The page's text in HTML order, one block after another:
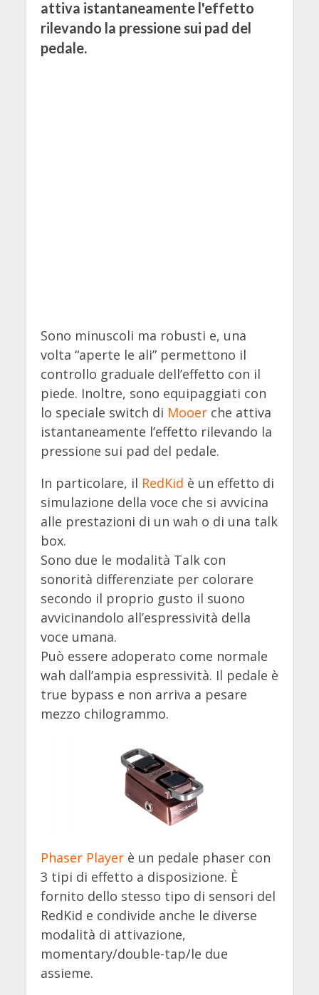
attiva istantaneamente l'effetto
rilevando la pressione sui pad del
pedale.
Sono minuscoli ma robusti e, una
volta “aperte le ali” permettono il
controllo graduale dell’effetto con il
piede. Inoltre, sono equipaggiati con
lo speciale switch di Mooerche attiva
istantaneamente l’effetto rilevando la
pressione sui pad del pedale.
In particolare, il RedKid è un effetto di
simulazione della voce che si avvicina
alle prestazioni di un wah o di una talk
box.
Sono due le modalità Talk con
sonorità differenziate per colorare
secondo il proprio gusto il suono
avvicinandolo all’espressività della
voce umana.
Può essere adoperato come normale
wah dall’ampia espressività. Il pedale è
true bypass e non arriva a pesare
mezzo chilogrammo.
Phaser Player è un pedale phaser con
3 tipi di effetto a disposizione. È
fornito dello stesso tipo di sensori del
RedKid e condivide anche le diverse
modalità di attivazione,
momentary/double-tap/le due
assieme.